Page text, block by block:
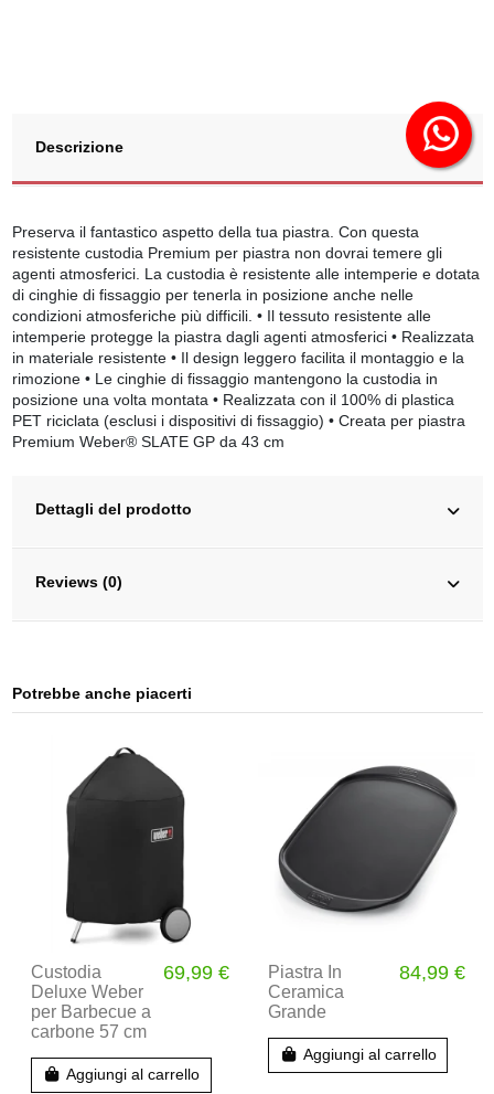
Descrizione
Preserva il fantastico aspetto della tua piastra. Con questa
resistente custodia Premium per piastra non dovrai temere gli
agenti atmosferici. La custodia è resistente alle intemperie e dotata
di cinghie di fissaggio per tenerla in posizione anche nelle
condizioni atmosferiche più difficili. • Il tessuto resistente alle
intemperie protegge la piastra dagli agenti atmosferici • Realizzata
in materiale resistente • Il design leggero facilita il montaggio e la
rimozione • Le cinghie di fissaggio mantengono la custodia in
posizione una volta montata • Realizzata con il 100% di plastica
PET riciclata (esclusi i dispositivi di fissaggio) • Creata per piastra
Premium Weber® SLATE GP da 43 cm
Dettagli del prodotto
Reviews (0)
Potrebbe anche piacerti
Custodia
Deluxe Weber
per Barbecue a
carbone 57 cm
69,99 €
Aggiungi al carrello
Piastra In
Ceramica
Grande
84,99 €
Aggiungi al carrello